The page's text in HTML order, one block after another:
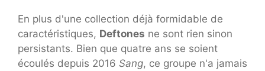
En plus d'une collection déjà formidable de
caractéristiques, Deftones ne sont rien sinon
persistants. Bien que quatre ans se soient
écoulés depuis 2016 Sang, ce groupe n'a jamais